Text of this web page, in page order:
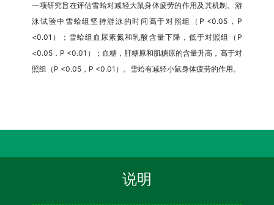
一项研究旨在评估雪蛤对减轻大鼠身体疲劳的作用及其机制。游
泳试验中雪蛤组坚持游泳的时间高于对照组（P <0.05，P
<0.01）；雪蛤组血尿素氮和乳酸含量下降，低于对照组（P
<0.05，P <0.01）；血糖，肝糖原和肌糖原的含量升高，高于对
照组（P <0.05，P <0.01）。雪蛤有减轻小鼠身体疲劳的作用。
说明